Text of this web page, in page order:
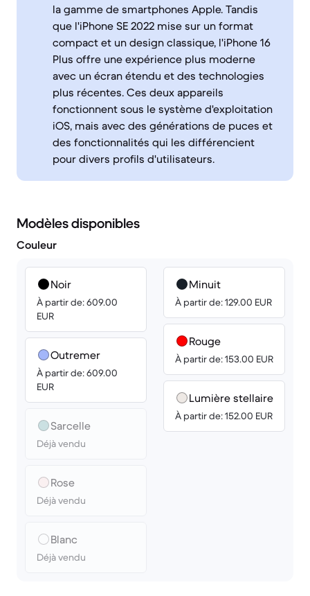
la gamme de smartphones Apple. Tandis
que l'iPhone SE 2022 mise sur un format
compact et un design classique, l'iPhone 16
Plus offre une expérience plus moderne
avec un écran étendu et des technologies
plus récentes. Ces deux appareils
fonctionnent sous le système d'exploitation
iOS, mais avec des générations de puces et
des fonctionnalités qui les différencient
pour divers profils d'utilisateurs.
Modèles disponibles
Couleur
Noir
À partir de: 609.00
EUR
Outremer
À partir de: 609.00
EUR
Sarcelle
Déjà vendu
Rose
Déjà vendu
Blanc
Déjà vendu
Minuit
À partir de: 129.00 EUR
Rouge
À partir de: 153.00 EUR
Lumière stellaire
À partir de: 152.00 EUR